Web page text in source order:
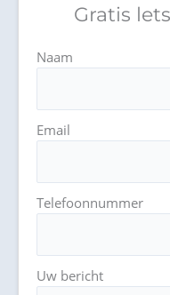
Gratis
Naam
Email
Telefoonnummer
Uw bericht